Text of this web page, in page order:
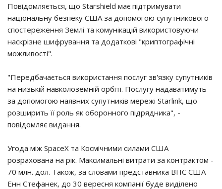
Повідомляється, що Starshield має підтримувати
національну безпеку США за допомогою супутникового
спостереження Землі та комунікацій використовуючи
наскрізне шифрування та додаткові "криптографічні
можливості".
"Передбачається використання послуг зв'язку супутників
на низькій навколоземній орбіті. Послугу надаватимуть
за допомогою наявних супутників мережі Starlink, що
розширить її роль як оборонного підрядника", -
повідомляє видання.
Угода між SpaceX та Космічними силами США
розрахована на рік. Максимальні витрати за контрактом -
70 млн. дол. Також, за словами представника ВПС США
Енн Стефанек, до 30 вересня компанії буде виділено